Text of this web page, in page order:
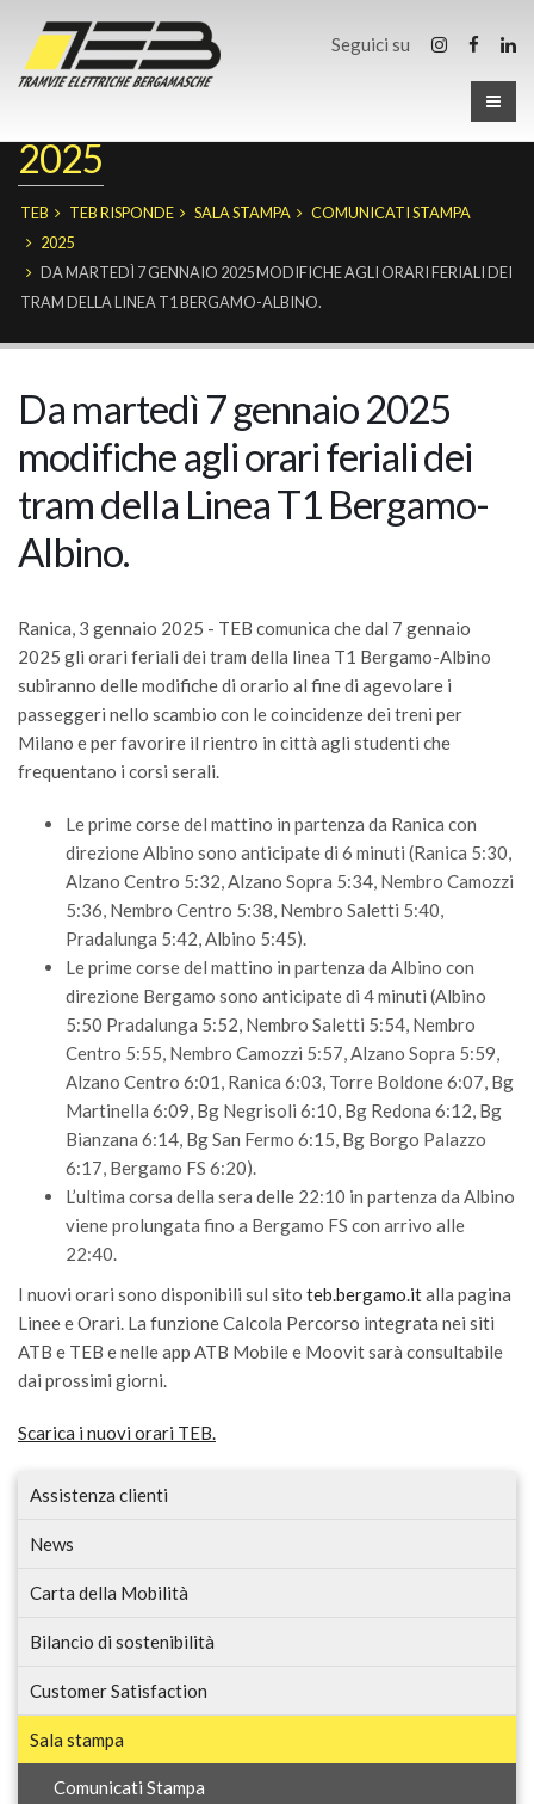
Seguici su
2025
TEB TEB RISPONDE SALA STAMPA
COMUNICATI STAMPA
2025
DA MARTEDÌ 7 GENNAIO 2025 MODIFICHE AGLI ORARI FERIALI DEI
TRAM DELLA LINEA T1 BERGAMO-ALBINO.
Da martedì 7 gennaio 2025
modifiche agli orari feriali dei
tram della Linea T1 Bergamo-
Albino.
Ranica, 3 gennaio 2025 - TEB comunica che dal 7 gennaio
2025 gli orari feriali dei tram della linea T1 Bergamo-Albino
subiranno delle modifiche di orario al fine di agevolare i
passeggeri nello scambio con le coincidenze dei treni per
Milano e per favorire il rientro in città agli studenti che
frequentano i corsi serali.
Le prime corse del mattino in partenza da Ranica con
direzione Albino sono anticipate di 6 minuti (Ranica 5:30,
Alzano Centro 5:32, Alzano Sopra 5:34, Nembro Camozzi
5:36, Nembro Centro 5:38, Nembro Saletti 5:40,
Pradalunga 5:42, Albino 5:45).
Le prime corse del mattino in partenza da Albino con
direzione Bergamo sono anticipate di 4 minuti (Albino
5:50 Pradalunga 5:52, Nembro Saletti 5:54, Nembro
Centro 5:55, Nembro Camozzi 5:57, Alzano Sopra 5:59,
Alzano Centro 6:01, Ranica 6:03, Torre Boldone 6:07, Bg
Martinella 6:09, Bg Negrisoli 6:10, Bg Redona 6:12, Bg
Bianzana 6:14, Bg San Fermo 6:15, Bg Borgo Palazzo
6:17, Bergamo FS 6:20).
L’ultima corsa della sera delle 22:10 in partenza da Albino
viene prolungata fino a Bergamo FS con arrivo alle
22:40.
I nuovi orari sono disponibili sul sito teb.bergamo.italla pagina
Linee e Orari. La funzione Calcola Percorso integrata nei siti
ATB e TEB e nelle app ATB Mobile e Moovit sarà consultabile
dai prossimi giorni.
Scarica i nuovi orari TEB.
Assistenza clienti
News
Carta della Mobilità
Bilancio di sostenibilità
Customer Satisfaction
Sala stampa
Comunicati Stampa